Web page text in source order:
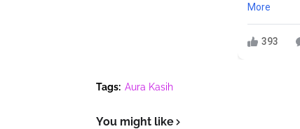
More
393
Tags: Aura Kasih
You might like